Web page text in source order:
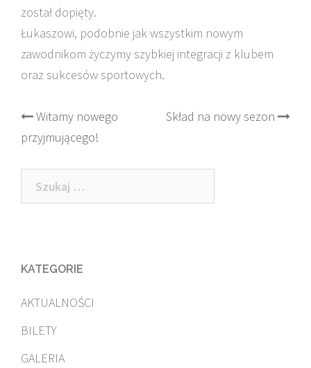
został dopięty.
Łukaszowi, podobnie jak wszystkim nowym
zawodnikom życzymy szybkiej integracji z klubem
oraz sukcesów sportowych.
Post
navigation
Witamy nowego
przyjmującego!
Skład na nowy sezon
Szukaj:
KATEGORIE
AKTUALNOŚCI
BILETY
GALERIA